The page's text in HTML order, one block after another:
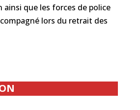
ainsi que les forces de police
lors du retrait des